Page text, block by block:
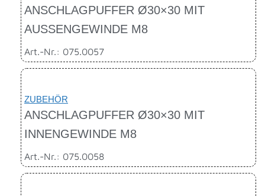
ANSCHLAGPUFFER Ø30×30 MIT
AUSSENGEWINDE M8
Art.-Nr.: 075.0057
ZUBEHÖR
ANSCHLAGPUFFER Ø30×30 MIT
INNENGEWINDE M8
Art.-Nr.: 075.0058